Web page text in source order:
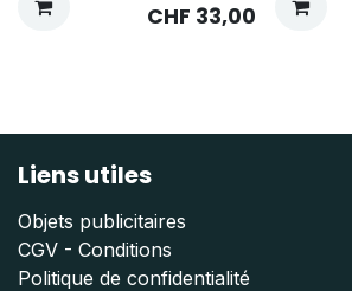
CHF 33,00
Liens utiles
Objets publicitaires
CGV - Conditions
Politique de confidentialité